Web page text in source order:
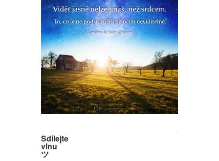
Sdílejte
vlnu
ツ